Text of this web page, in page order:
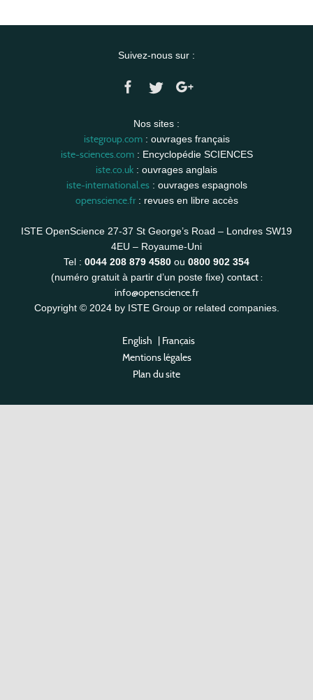
Suivez-nous sur :
Nos sites :
istegroup.com: ouvrages français
iste-sciences.com: Encyclopédie SCIENCES
iste.co.uk : ouvrages anglais
iste-international.es: ouvrages espagnols
openscience.fr: revues en libre accès
ISTE OpenScience 27-37 St George’s Road – Londres SW19
4EU – Royaume-Uni
Tel : 0044 208 879 4580 ou 0800 902 354
(numéro gratuit à partir d’un poste fixe) contact :
info@openscience.fr
Copyright © 2024 by ISTE Group or related companies.
English | Français
Mentions légales
Plan du site